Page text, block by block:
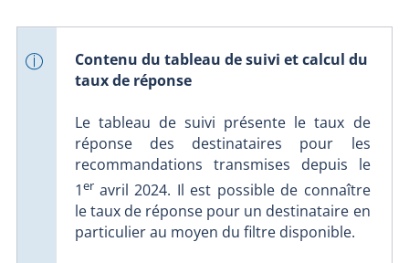
Contenu du tableau de suivi et calcul du
taux de réponse
Le tableau de suivi présente le taux de
réponse des destinataires pour les
recommandations transmises depuis le
1eravril 2024. Il est possible de connaître
le taux de réponse pour un destinataire en
particulier au moyen du filtre disponible.